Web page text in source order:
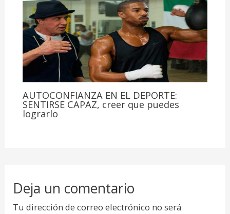
AUTOCONFIANZA EN EL DEPORTE:
SENTIRSE CAPAZ, creer que puedes
lograrlo
Deja un comentario
Tu dirección de correo electrónico no será